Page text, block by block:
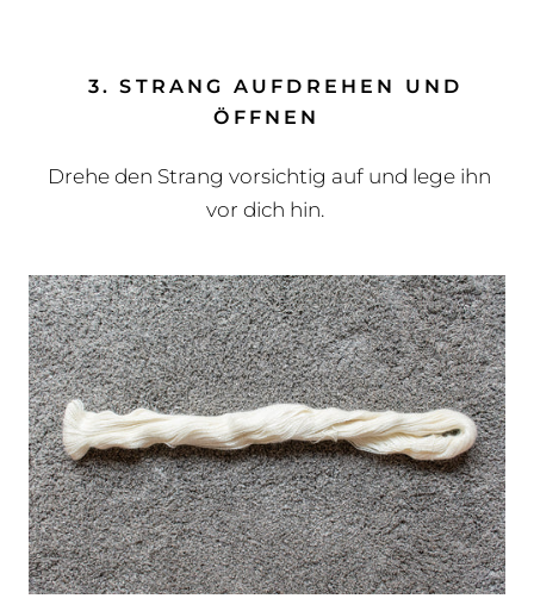
3. STRANG AUFDREHEN UND
ÖFFNEN
Drehe den Strang vorsichtig auf und lege ihn
vor dich hin.